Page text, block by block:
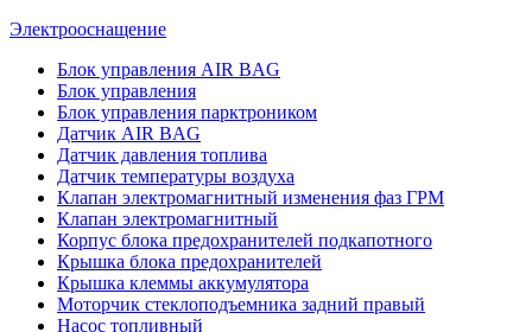
Электрооснащение
Блок управления AIR BAG
Блок управления
Блок управления парктроником
Датчик AIR BAG
Датчик давления топлива
Датчик температуры воздуха
Клапан электромагнитный изменения фаз ГРМ
Клапан электромагнитный
Корпус блока предохранителей подкапотного
Крышка блока предохранителей
Крышка клеммы аккумулятора
Моторчик стеклоподъемника задний правый
Насос топливный